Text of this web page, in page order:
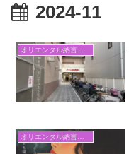
2024-11
オリエンタル納言日常日記
オリエンタル納言日常日記